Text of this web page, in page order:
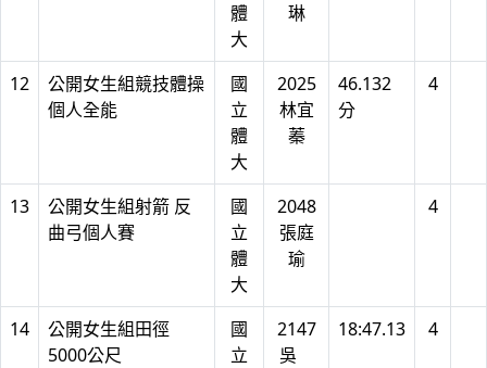
體
大
琳
12
公開女生組競技體操
個人全能
國
立
體
大
2025
林宜
蓁
46.132
分
4
13
公開女生組射箭 反
曲弓個人賽
國
立
體
大
2048
張庭
瑜
4
14
公開女生組田徑
5000公尺
國
立
2147
吳
18:47.13 4